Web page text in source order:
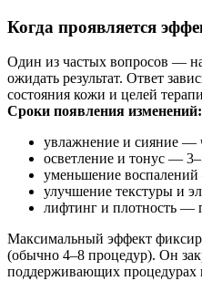
Когда проявляется
Один из частых вопросов —
ожидать результат. Ответ
состояния кожи и целей
Сроки появления изменений:
увлажнение и сияние —
осветление и тонус —
уменьшение
улучшение текстуры и
лифтинг и плотность —
Максимальный эффект
(обычно 4–8 процедур). Он
поддерживающих процедурах